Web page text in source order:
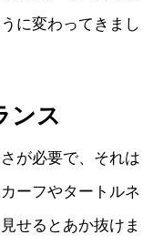
に変わってきまし
ンス
が必要で、それは
ーフやタートルネ
せるとあか抜けま